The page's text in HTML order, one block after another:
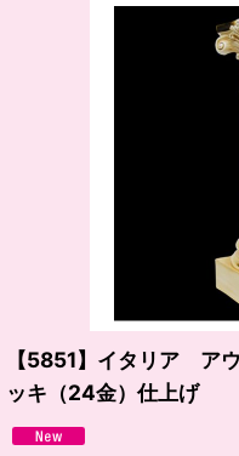
【5851】イタリア ア
ッキ（24金）仕上げ